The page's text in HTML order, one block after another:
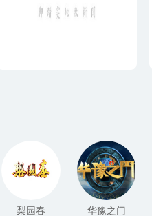
梨园春 华豫之门